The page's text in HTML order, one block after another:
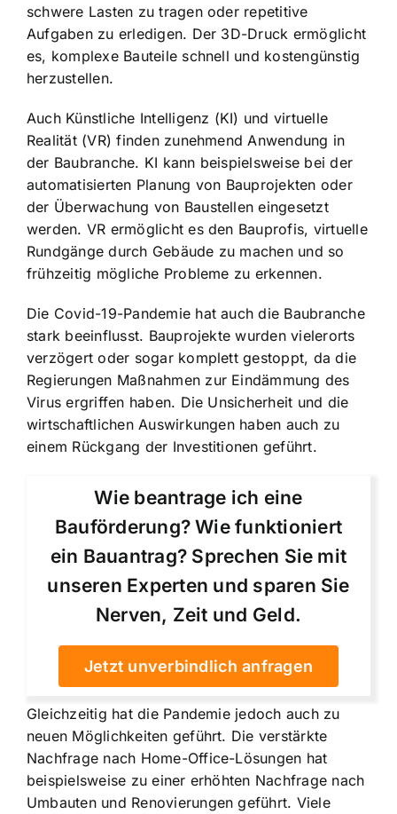
schwere Lasten zu tragen oder repetitive
Aufgaben zu erledigen. Der 3D-Druck ermöglicht
es, komplexe Bauteile schnell und kostengünstig
herzustellen.
Auch Künstliche Intelligenz (KI) und virtuelle
Realität (VR) finden zunehmend Anwendung in
der Baubranche. KI kann beispielsweise bei der
automatisierten Planung von Bauprojekten oder
der Überwachung von Baustellen eingesetzt
werden. VR ermöglicht es den Bauprofis, virtuelle
Rundgänge durch Gebäude zu machen und so
frühzeitig mögliche Probleme zu erkennen.
Die Covid-19-Pandemie hat auch die Baubranche
stark beeinflusst. Bauprojekte wurden vielerorts
verzögert oder sogar komplett gestoppt, da die
Regierungen Maßnahmen zur Eindämmung des
Virus ergriffen haben. Die Unsicherheit und die
wirtschaftlichen Auswirkungen haben auch zu
einem Rückgang der Investitionen geführt.
Wie beantrage ich eine
Bauförderung? Wie funktioniert
ein Bauantrag? Sprechen Sie mit
unseren Experten und sparen Sie
Nerven, Zeit und Geld.
Jetzt unverbindlich anfragen
Gleichzeitig hat die Pandemie jedoch auch zu
neuen Möglichkeiten geführt. Die verstärkte
Nachfrage nach Home-Office-Lösungen hat
beispielsweise zu einer erhöhten Nachfrage nach
Umbauten und Renovierungen geführt. Viele